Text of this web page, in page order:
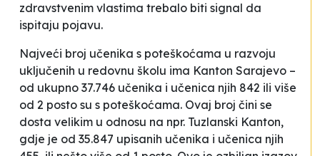
zdravstvenim vlastima trebalo biti signal da
ispitaju pojavu.
Najveći broj učenika s poteškoćama u razvoju
uključenih u redovnu školu ima Kanton Sarajevo –
od ukupno 37.746 učenika i učenica njih 842 ili više
od 2 posto su s poteškoćama. Ovaj broj čini se
dosta velikim u odnosu na npr. Tuzlanski Kanton,
gdje je od 35.847 upisanih učenika i učenica njih